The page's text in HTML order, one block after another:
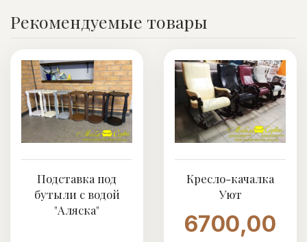
Рекомендуемые товары
Подставка под
бутыли с водой
"Аляска"
Кресло-качалка
Уют
6700,00